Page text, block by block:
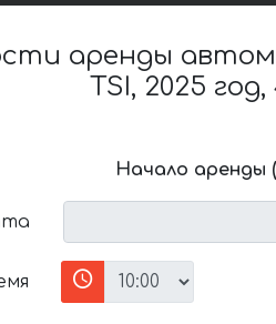
аренды
TSI, 2025
Начало аренды